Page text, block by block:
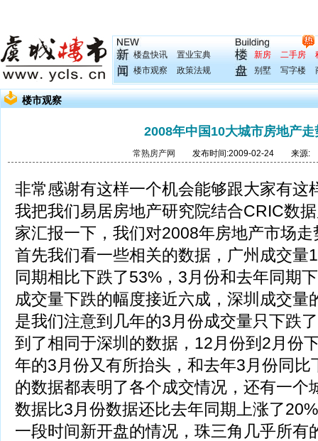
楼盘快讯
置业宝典
楼市观察
政策法规
新房 二手房
别墅
写字楼
楼市观察
2008年中国10大城市房地产走
常熟房产网 发布时间:2009-02-24 来源:
非常感谢有这样一个机会能够跟大家有这
我把我们易居房地产研究院结合CRIC数
家汇报一下，我们对2008年房地产市场
首先我们看一些相关的数据，广州成交量
同期相比下跌了53%，3月份和去年同期
成交量下跌的幅度接近六成，深圳成交量
是我们注意到几年的3月份成交量只下跌
到了相同于深圳的数据，12月份到2月份
年的3月份又有所抬头，和去年3月份同比
的数据都表明了各个成交情况，还有一个
数据比3月份数据还比去年同期上涨了
一段时间新开盘的情况，珠三角几乎所有